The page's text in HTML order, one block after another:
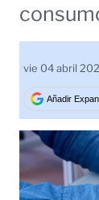
vie 04 abril
Añadir